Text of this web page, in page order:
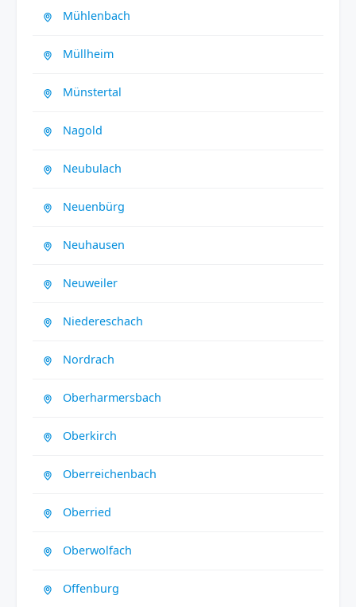
Mühlenbach
Müllheim
Münstertal
Nagold
Neubulach
Neuenbürg
Neuhausen
Neuweiler
Niedereschach
Nordrach
Oberharmersbach
Oberkirch
Oberreichenbach
Oberried
Oberwolfach
Offenburg